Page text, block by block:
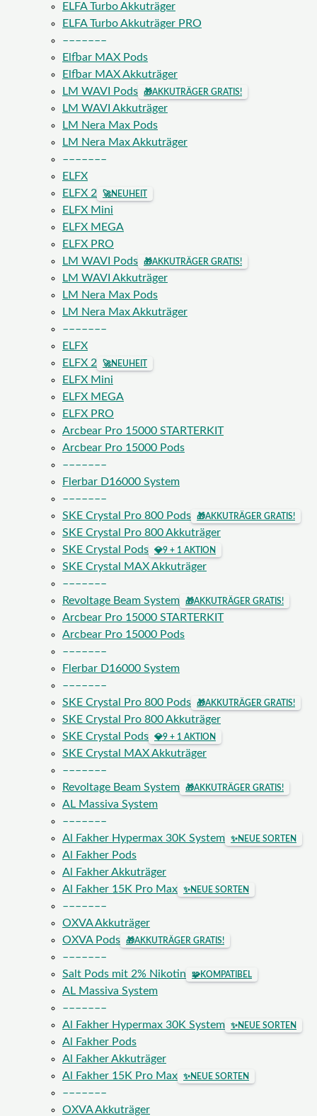
ELFA Turbo Akkuträger
ELFA Turbo Akkuträger PRO
–––––––
Elfbar MAX Pods
Elfbar MAX Akkuträger
LM WAVI Pods
🎁AKKUTRÄGER GRATIS!
LM WAVI Akkuträger
LM Nera Max Pods
LM Nera Max Akkuträger
–––––––
ELFX
ELFX 2
🚀NEUHEIT
ELFX Mini
ELFX MEGA
ELFX PRO
LM WAVI Pods
🎁AKKUTRÄGER GRATIS!
LM WAVI Akkuträger
LM Nera Max Pods
LM Nera Max Akkuträger
–––––––
ELFX
ELFX 2
🚀NEUHEIT
ELFX Mini
ELFX MEGA
ELFX PRO
Arcbear Pro 15000 STARTERKIT
Arcbear Pro 15000 Pods
–––––––
Flerbar D16000 System
–––––––
SKE Crystal Pro 800 Pods
🎁AKKUTRÄGER GRATIS!
SKE Crystal Pro 800 Akkuträger
SKE Crystal Pods
💎9 + 1 AKTION
SKE Crystal MAX Akkuträger
–––––––
Revoltage Beam System
🎁AKKUTRÄGER GRATIS!
Arcbear Pro 15000 STARTERKIT
Arcbear Pro 15000 Pods
–––––––
Flerbar D16000 System
–––––––
SKE Crystal Pro 800 Pods
🎁AKKUTRÄGER GRATIS!
SKE Crystal Pro 800 Akkuträger
SKE Crystal Pods
💎9 + 1 AKTION
SKE Crystal MAX Akkuträger
–––––––
Revoltage Beam System
🎁AKKUTRÄGER GRATIS!
AL Massiva System
–––––––
Al Fakher Hypermax 30K System
✨NEUE SORTEN
Al Fakher Pods
Al Fakher Akkuträger
Al Fakher 15K Pro Max
✨NEUE SORTEN
–––––––
OXVA Akkuträger
OXVA Pods
🎁AKKUTRÄGER GRATIS!
–––––––
Salt Pods mit 2% Nikotin
🧩KOMPATIBEL
AL Massiva System
–––––––
Al Fakher Hypermax 30K System
✨NEUE SORTEN
Al Fakher Pods
Al Fakher Akkuträger
Al Fakher 15K Pro Max
✨NEUE SORTEN
–––––––
OXVA Akkuträger